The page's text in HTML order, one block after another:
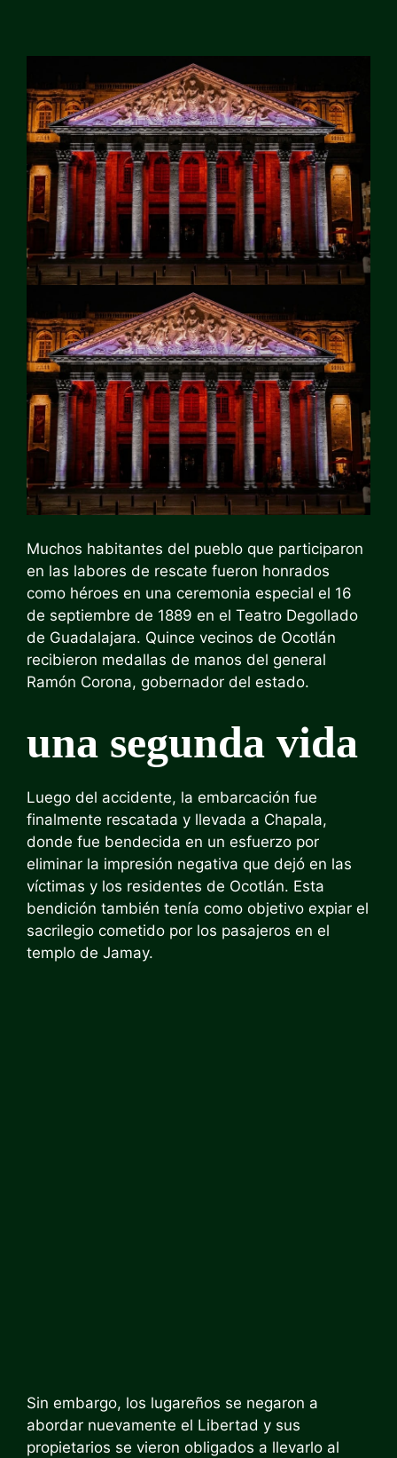
Muchos habitantes del pueblo que participaron
en las labores de rescate fueron honrados
como héroes en una ceremonia especial el 16
de septiembre de 1889 en el Teatro Degollado
de Guadalajara. Quince vecinos de Ocotlán
recibieron medallas de manos del general
Ramón Corona, gobernador del estado.
una segunda vida
Luego del accidente, la embarcación fue
finalmente rescatada y llevada a Chapala,
donde fue bendecida en un esfuerzo por
eliminar la impresión negativa que dejó en las
víctimas y los residentes de Ocotlán. Esta
bendición también tenía como objetivo expiar el
sacrilegio cometido por los pasajeros en el
templo de Jamay.
Sin embargo, los lugareños se negaron a
abordar nuevamente el Libertad y sus
propietarios se vieron obligados a llevarlo al